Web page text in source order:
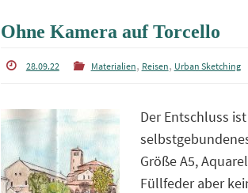
Ohne Kamera auf Torcello
28.09.22 Materialien, Reisen, Urban Sketching
Der Entschluss
Größe A5,
Füllfeder aber